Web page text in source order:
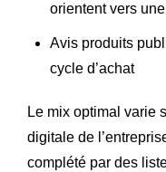
orientent vers
Avis produits
cycle d’achat
Le mix optimal varie
digitale de
complété par des